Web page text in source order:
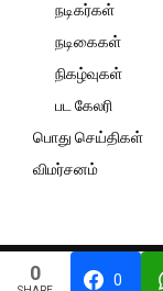
நடிகர்கள்
நடிகைகள்
நிகழ்வுகள்
பட கேலரி
பொது செய்திகள்
விமர்சனம்
@2026 -
0 0